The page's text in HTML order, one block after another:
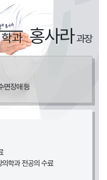
과 홍사라과장
면장애 등
학과 전공의 수료